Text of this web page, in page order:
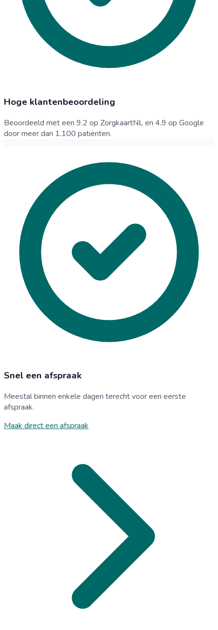
Hoge klantenbeoordeling
Beoordeeld met een 9.2 op ZorgkaartNL en 4.9 op Google
door meer dan 1.100 patiënten.
Snel een afspraak
Meestal binnen enkele dagen terecht voor een eerste
afspraak.
Maak direct een afspraak